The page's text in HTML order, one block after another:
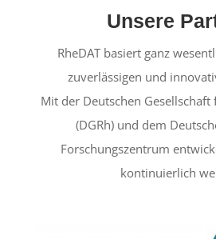
Unsere
RheDAT basiert ganz
zuverlässigen und
Mit der Deutschen
(DGRh) und dem
Forschungszentrum
kontinuierlich